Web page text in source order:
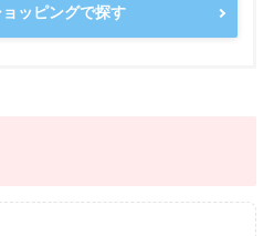
ッピングで探す